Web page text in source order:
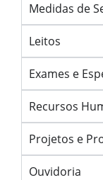
Medidas de
Leitos
Exames e
Recursos
Projetos e
Ouvidoria